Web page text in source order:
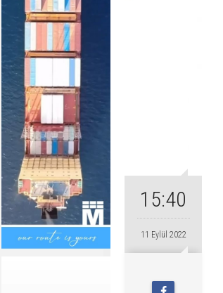
15:40
11 Eylül 2022